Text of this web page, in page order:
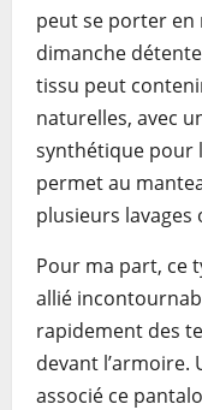
peut se porter en
dimanche
tissu peut
naturelles, avec
synthétique pour
permet au
plusieurs
Pour ma part, ce
allié
rapidement des
devant l’armoire.
associé ce